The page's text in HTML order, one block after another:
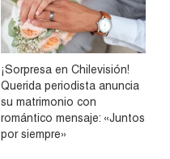
¡Sorpresa en Chilevisión!
Querida periodista anuncia
su matrimonio con
romántico mensaje: «Juntos
por siempre»